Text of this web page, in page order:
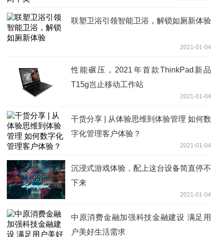
联塑卫浴引领智能卫浴，解锁如厕新体验
2021-01-04
性能碾压，2021年首款ThinkPad新品
T15g岂止移动工作站
2021-01-04
干货分享 | 从体验思维到体验管理 如何数
字化管理客户体验？
2021-01-04
沉浸式游戏体验，配上这台设备简直停不
下来
2021-01-04
中原消费金融加强科技金融建设 满足用
户美好生活需求